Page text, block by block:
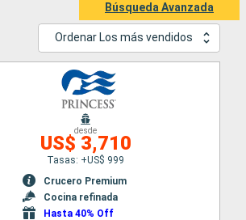
Búsqueda Avanzada
Ordenar Los más vendidos
desde
US$ 3,710
Tasas: +US$ 999
Crucero Premium
Cocina refinada
Hasta 40% Off